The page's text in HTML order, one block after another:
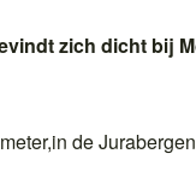
zich dicht bij
de Jura